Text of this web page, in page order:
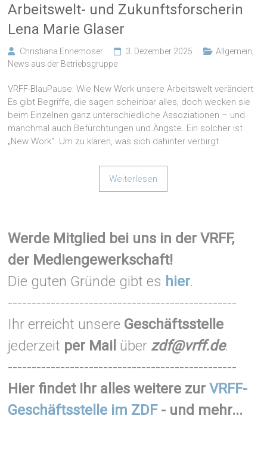
Arbeitswelt- und Zukunftsforscherin
Lena Marie Glaser
Christiana Ennemoser 3. Dezember 2025 Allgemein
News aus der Betriebsgruppe
VRFF-BlauPause: Wie New Work unsere Arbeitswelt verändert
Es gibt Begriffe, die sagen scheinbar alles, doch wecken sie
beim Einzelnen ganz unterschiedliche Assoziationen – und
manchmal auch Befürchtungen und Ängste. Ein solcher ist
„New Work“. Um zu klären, was sich dahinter verbirgt
Weiterlesen
Werde Mitglied bei uns in der VRFF,
der Mediengewerkschaft!
Die guten Gründe gibt es hier.
------------------------------------------------
Ihr erreicht unsere Geschäftsstelle
jederzeit per Mail über zdf@vrff.de.
------------------------------------------------
Hier findet Ihr alles weitere zurVRFF-
Geschäftsstelle im ZDF- und mehr...